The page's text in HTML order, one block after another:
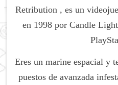
Retribution , es un
en 1998 por Candle
Eres un marine espacial y
puestos de avanzada